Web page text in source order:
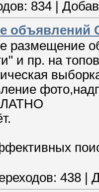
834
объявлений
размещение
и пр. на
438 |